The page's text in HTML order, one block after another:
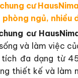
cư
phòng ngủ, nhiều
cư
và làm việc
đa dạng từ
thiết kế và làm